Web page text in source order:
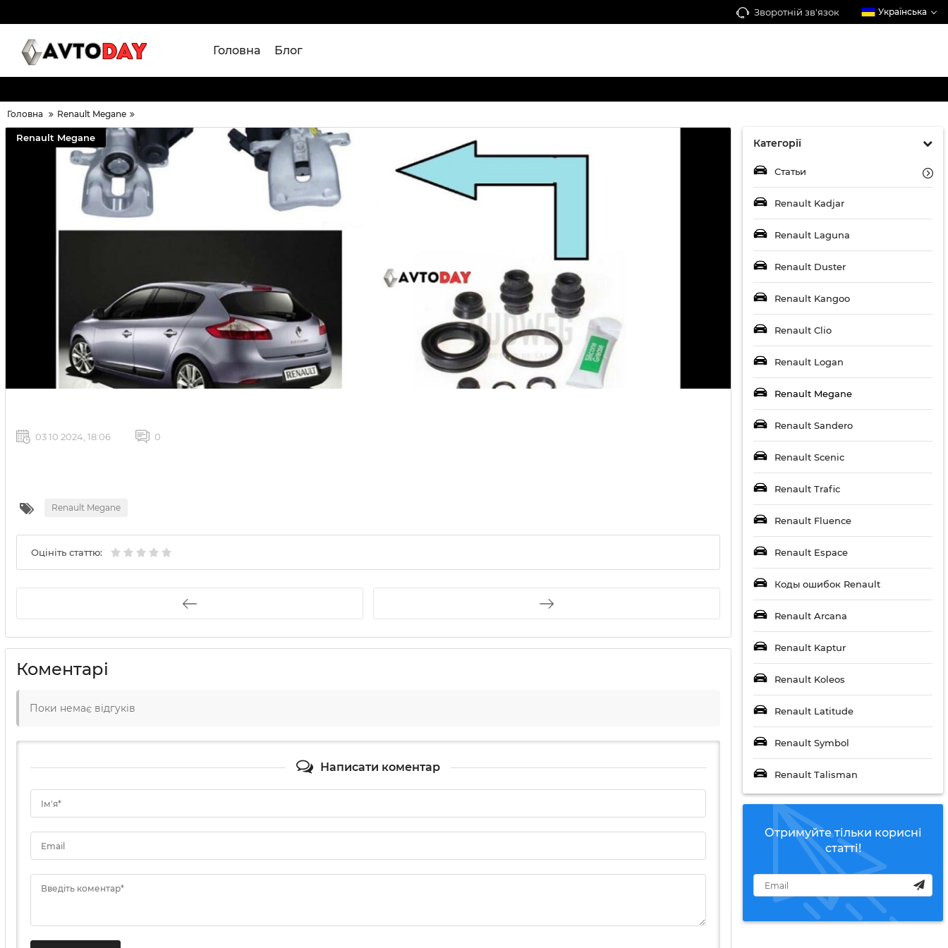
Зворотній зв'язок Українська
Головна Блог
Головна Renault Megane
Категорії
Статьи
Renault Kadjar
Renault Laguna
Renault Duster
Renault Kangoo
Renault Clio
Renault Logan
Renault Megane
Renault Sandero
Renault Scenic
Renault Trafic
Renault Fluence
Renault Espace
Коды ошибок Renault
Renault Arcana
Renault Kaptur
Renault Koleos
Renault Latitude
Renault Symbol
Renault Talisman
Отримуйте тільки корисні
статті!
Renault Megane
03 10 2024, 18:06 0
Renault Megane
Оцініть статтю:
Коментарі
Поки немає відгуків
Написати коментар
Ім'я*
Email
Введіть коментар*